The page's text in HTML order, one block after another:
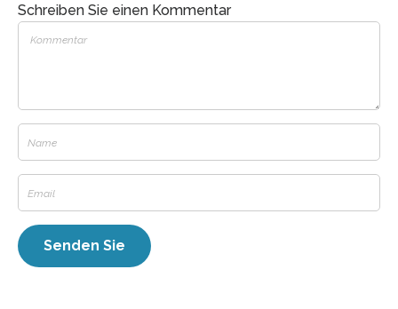
Schreiben Sie einen Kommentar